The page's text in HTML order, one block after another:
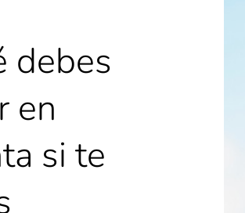
debes
en
si te